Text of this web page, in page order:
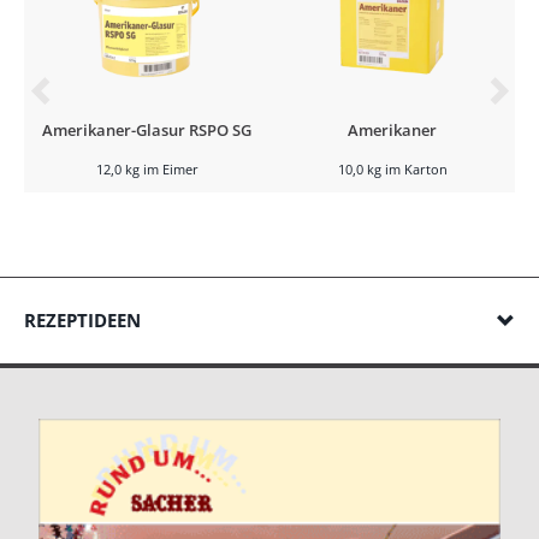
Amerikaner-Glasur RSPO SG
12,0 kg im Eimer
Amerikaner
10,0 kg im Karton
REZEPTIDEEN